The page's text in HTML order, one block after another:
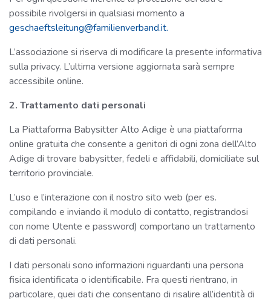
possibile rivolgersi in qualsiasi momento a
geschaeftsleitung@familienverband.it.
L’associazione si riserva di modificare la presente informativa
sulla privacy. L’ultima versione aggiornata sarà sempre
accessibile online.
2. Trattamento dati personali
La Piattaforma Babysitter Alto Adige è una piattaforma
online gratuita che consente a genitori di ogni zona dell’Alto
Adige di trovare babysitter, fedeli e affidabili, domiciliate sul
territorio provinciale.
L’uso e l’interazione con il nostro sito web (per es.
compilando e inviando il modulo di contatto, registrandosi
con nome Utente e password) comportano un trattamento
di dati personali.
I dati personali sono informazioni riguardanti una persona
fisica identificata o identificabile. Fra questi rientrano, in
particolare, quei dati che consentano di risalire all’identità di